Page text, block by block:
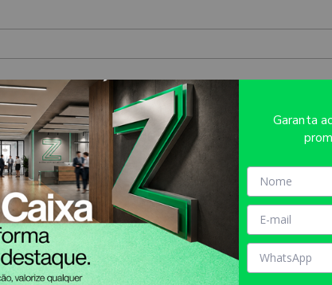
- 4X0 - 25unid - DTFUV0007
Sobre o produto
Evite refugos e erros de
MATÉRIA PRIMA:DTF UV
TAMANHO FINAL DO
folha)
Garanta